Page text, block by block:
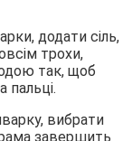
додати сіль,
трохи,
так, щоб
пальці.
вибрати
завершить